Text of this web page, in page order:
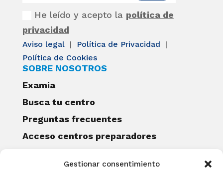
Gestionar consentimiento
He leído y acepto la política de
privacidad
Aviso legal | Política de Privacidad
|
Política de Cookies
SOBRE NOSOTROS
Examia
Busca tu centro
Preguntas frecuentes
Acceso centros preparadores
Becas Examia